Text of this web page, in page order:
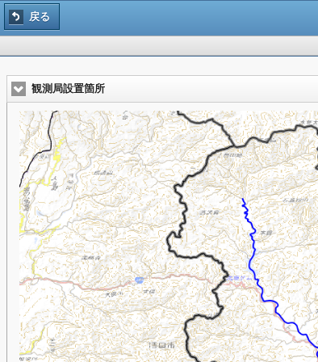
戻る
観測局設置箇所